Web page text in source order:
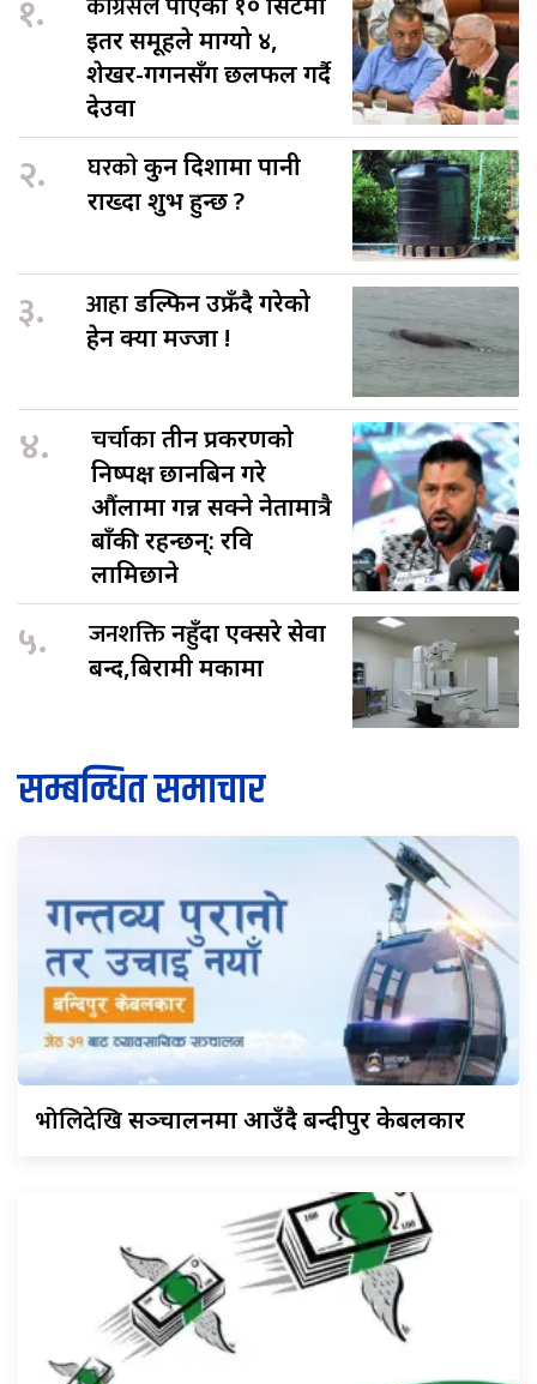
१.
इतर समूहले माग्यो ४,
शेखर-गगनसँग छलफल गर्दै
देउवा
२. घरकाेकुन दिशामा पानी
राख्दा शुभ हुन्छ ?
३. आहाडल्फिन उफ्रँदै गरेको
हेर्न क्या मज्जा !
४. चर्चाकातीन प्रकरणको
निष्पक्ष छानबिन गरे
औंलामा गन्न सक्ने नेतामात्रै
बाँकी रहन्छन्: रवि
लामिछाने
५. जनशक्तिनहुँदा एक्सरे सेवा
बन्द,बिरामी मर्कामा
सम्बन्धित समाचार
भोलिदेखिसञ्चालनमा आउँदै बन्दीपुर केबलकार